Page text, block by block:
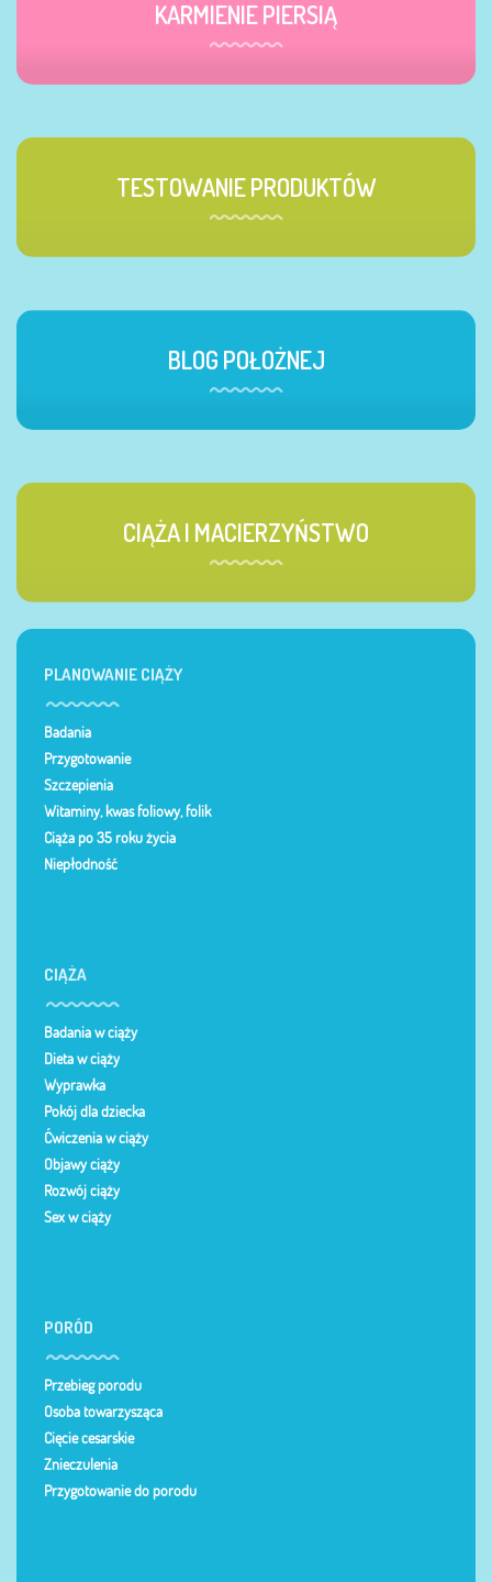
KARMIENIE PIERSIĄ
TESTOWANIE PRODUKTÓW
BLOG POŁOŻNEJ
CIĄŻA I MACIERZYŃSTWO
PLANOWANIE CIĄŻY
Badania
Przygotowanie
Szczepienia
Witaminy, kwas foliowy, folik
Ciąża po 35 roku życia
Niepłodność
CIĄŻA
Badania w ciąży
Dieta w ciąży
Wyprawka
Pokój dla dziecka
Ćwiczenia w ciąży
Objawy ciąży
Rozwój ciąży
Sex w ciąży
PORÓD
Przebieg porodu
Osoba towarzysząca
Cięcie cesarskie
Znieczulenia
Przygotowanie do porodu